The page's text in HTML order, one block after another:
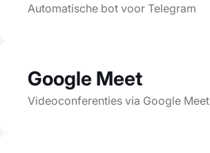
Automatische bot voor Telegram
Google Meet
Videoconferenties via Google Meet